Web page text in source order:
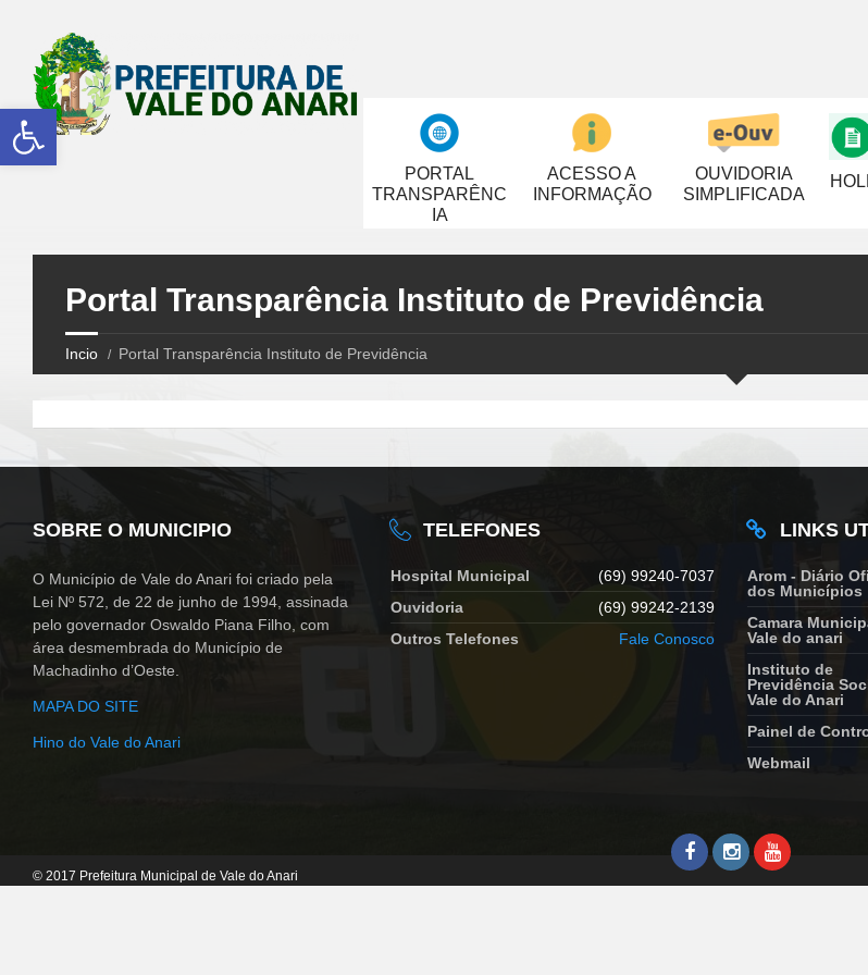
Abrir a barra de ferramentas
PORTAL
TRANSPARÊNC
IA
ACESSO A
INFORMAÇÃO
OUVIDORIA
SIMPLIFICADA
Portal Transparência Instituto de Previdência
Incio Portal Transparência Instituto de Previdência
SOBRE O MUNICIPIO
O Município de Vale do Anari foi criado pela
Lei Nº 572, de 22 de junho de 1994, assinada
pelo governador Oswaldo Piana Filho, com
área desmembrada do Município de
Machadinho d’Oeste.
MAPA DO SITE
Hino do Vale do Anari
TELEFONES
Hospital Municipal
(69) 99240-7037
Ouvidoria
(69) 99242-2139
Outros Telefones
Fale Conosco
LINKS
Arom - Diário
dos Municípios
Camara
Vale do anari
Instituto de
Previdência
Vale do Anari
Painel de
Webmail
© 2017 Prefeitura Municipal de Vale do Anari